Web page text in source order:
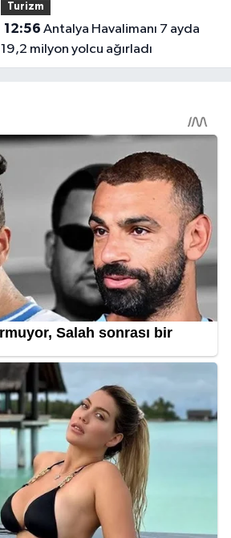
Turizm
12:56
19,2 milyon yolcu ağırladı